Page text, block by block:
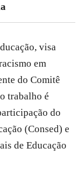
visa
em
do Comitê
trabalho é
do
(Consed) e
de Educação